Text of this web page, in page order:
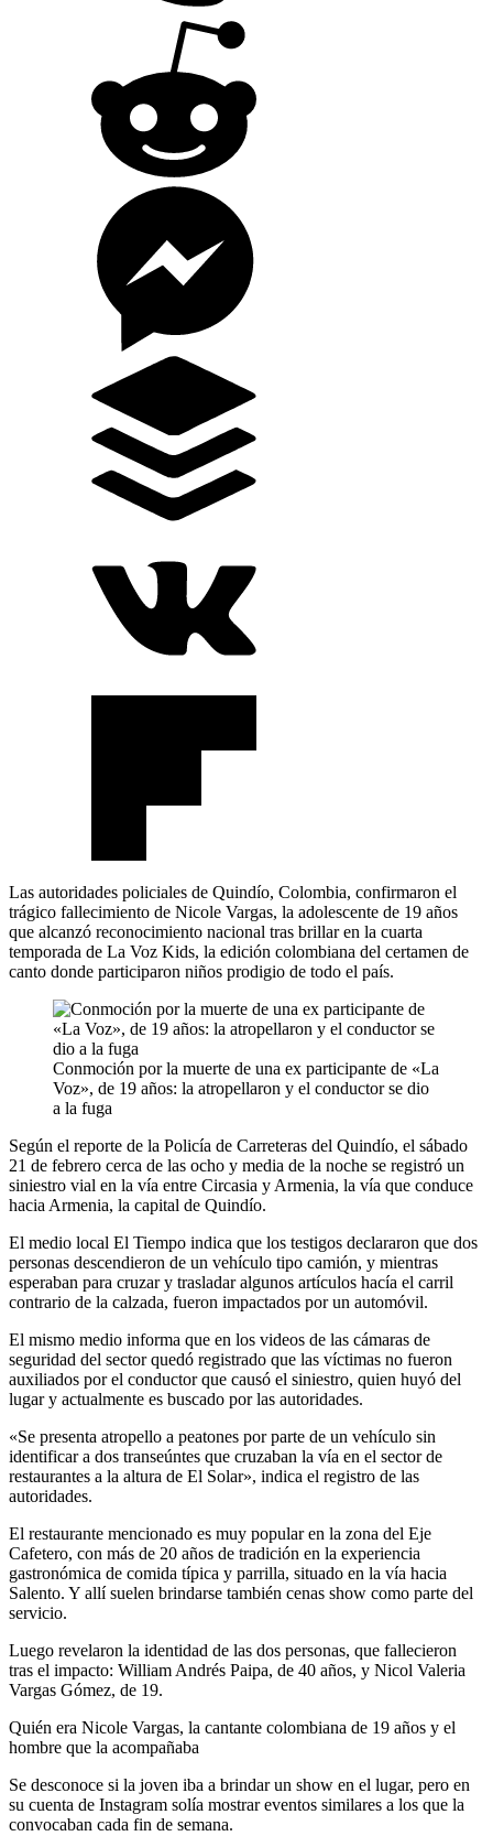
Las autoridades policiales de Quindío, Colombia, confirmaron el
trágico fallecimiento de Nicole Vargas, la adolescente de 19 años
que alcanzó reconocimiento nacional tras brillar en la cuarta
temporada de La Voz Kids, la edición colombiana del certamen de
canto donde participaron niños prodigio de todo el país.
Conmoción por la muerte de una ex participante de «La
Voz», de 19 años: la atropellaron y el conductor se dio
a la fuga
Según el reporte de la Policía de Carreteras del Quindío, el sábado
21 de febrero cerca de las ocho y media de la noche se registró un
siniestro vial en la vía entre Circasia y Armenia, la vía que conduce
hacia Armenia, la capital de Quindío.
El medio local El Tiempo indica que los testigos declararon que dos
personas descendieron de un vehículo tipo camión, y mientras
esperaban para cruzar y trasladar algunos artículos hacía el carril
contrario de la calzada, fueron impactados por un automóvil.
El mismo medio informa que en los videos de las cámaras de
seguridad del sector quedó registrado que las víctimas no fueron
auxiliados por el conductor que causó el siniestro, quien huyó del
lugar y actualmente es buscado por las autoridades.
«Se presenta atropello a peatones por parte de un vehículo sin
identificar a dos transeúntes que cruzaban la vía en el sector de
restaurantes a la altura de El Solar», indica el registro de las
autoridades.
El restaurante mencionado es muy popular en la zona del Eje
Cafetero, con más de 20 años de tradición en la experiencia
gastronómica de comida típica y parrilla, situado en la vía hacia
Salento. Y allí suelen brindarse también cenas show como parte del
servicio.
Luego revelaron la identidad de las dos personas, que fallecieron
tras el impacto: William Andrés Paipa, de 40 años, y Nicol Valeria
Vargas Gómez, de 19.
Quién era Nicole Vargas, la cantante colombiana de 19 años y el
hombre que la acompañaba
Se desconoce si la joven iba a brindar un show en el lugar, pero en
su cuenta de Instagram solía mostrar eventos similares a los que la
convocaban cada fin de semana.